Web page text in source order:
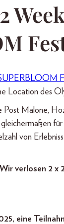
Location des
Post Malone,
von
verlosen 2
eine